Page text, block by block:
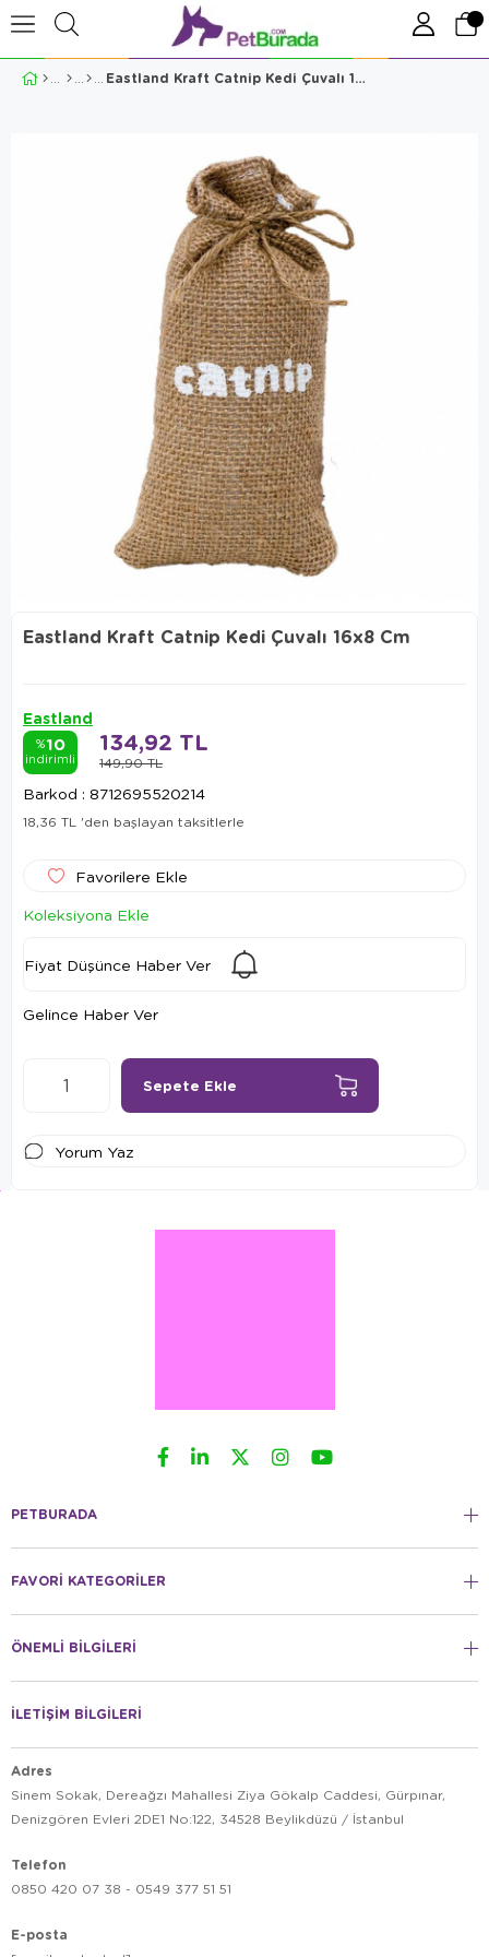
Eastland Kraft Catnip Kedi Çuvalı 16x8 Cm
Eastland Kraft Catnip Kedi Çuvalı 16x8 Cm
Eastland
%10
indirimli 149,90 TL
134,92 TL
Barkod : 8712695520214
18,36 TL 'den başlayan taksitlerle
Favorilere Ekle
Koleksiyona Ekle
Fiyat Düşünce Haber Ver
Gelince Haber Ver
Yorum Yaz
PETBURADA
FAVORİ KATEGORİLER
ÖNEMLİ BİLGİLERİ
İLETİŞİM BİLGİLERİ
Adres
Sinem Sokak, Dereağzı Mahallesi Ziya Gökalp Caddesi, Gürpınar,
Denizgören Evleri 2DE1 No:122, 34528 Beylikdüzü / İstanbul
Telefon
0850 420 07 38 - 0549 377 51 51
E-posta